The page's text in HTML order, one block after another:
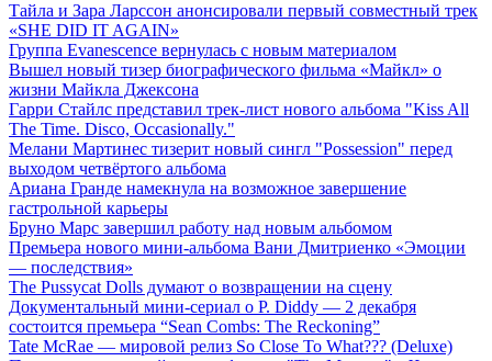
Тайла и Зара Ларссон анонсировали первый совместный трек
«SHE DID IT AGAIN»
Группа Evanescence вернулась с новым материалом
Вышел новый тизер биографического фильма «Майкл» о
жизни Майкла Джексона
Гарри Стайлс представил трек-лист нового альбома "Kiss All
The Time. Disco, Occasionally."
Мелани Мартинес тизерит новый сингл "Possession" перед
выходом четвёртого альбома
Ариана Гранде намекнула на возможное завершение
гастрольной карьеры
Бруно Марс завершил работу над новым альбомом
Премьера нового мини-альбома Вани Дмитриенко «Эмоции
— последствия»
The Pussycat Dolls думают о возвращении на сцену
Документальный мини-сериал о P. Diddy — 2 декабря
состоится премьера “Sean Combs: The Reckoning”
Tate McRae — мировой релиз So Close To What??? (Deluxe)